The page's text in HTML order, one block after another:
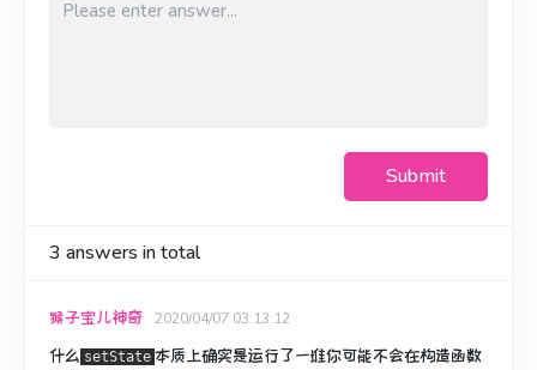
Submit
3 answers in total
猴子宝儿神奇 2020/04/07 03:13:12
什么 setState 本质上确实是运行了一堆你可能不会在构造函数